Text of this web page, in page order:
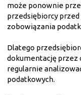
może ponownie
przedsiębiorcy
zobowiązania
Dlatego
dokumentację przez
regularnie
podatkowych.